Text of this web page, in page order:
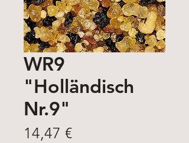
WR9
"Holländisch
Nr.9"
14,47 €Preis